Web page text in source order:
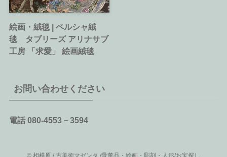
絵画・絨毯 | ペルシャ絨
毯 タブリーズ アリナサブ
工房 「求愛」 絵画絨毯
お問い合わせください
電話 080-4553－3594